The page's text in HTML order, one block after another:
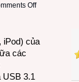
Offon
drive
iPod) của
các
USB 3.1